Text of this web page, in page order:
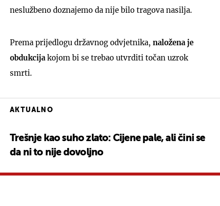
neslužbeno doznajemo da nije bilo tragova nasilja.
Prema prijedlogu državnog odvjetnika, naložena je
obdukcija kojom bi se trebao utvrditi točan uzrok
smrti.
AKTUALNO
Trešnje kao suho zlato: Cijene pale, ali čini se
da ni to nije dovoljno